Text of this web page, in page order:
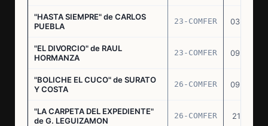
"HASTA SIEMPRE" de CARLOS
PUEBLA
23-COMFER 03.09.75
"EL DIVORCIO" de RAUL
HORMANZA
23-COMFER 09.09.75
"BOLICHE EL CUCO" de SURATO
Y COSTA
26-COMFER 09.09.75
"LA CARPETA DEL EXPEDIENTE"
de G. LEGUIZAMON
26-COMFER 21.10.75